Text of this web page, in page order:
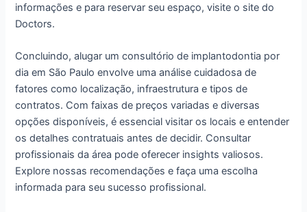
informações e para reservar seu espaço, visite o site do
Doctors.
Concluindo, alugar um consultório de implantodontia por
dia em São Paulo envolve uma análise cuidadosa de
fatores como localização, infraestrutura e tipos de
contratos. Com faixas de preços variadas e diversas
opções disponíveis, é essencial visitar os locais e entender
os detalhes contratuais antes de decidir. Consultar
profissionais da área pode oferecer insights valiosos.
Explore nossas recomendações e faça uma escolha
informada para seu sucesso profissional.